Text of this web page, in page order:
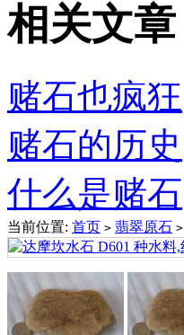
相关文章
赌石也疯狂
赌石的历史
什么是赌石
当前位置: 首页 > 翡翠原石 >